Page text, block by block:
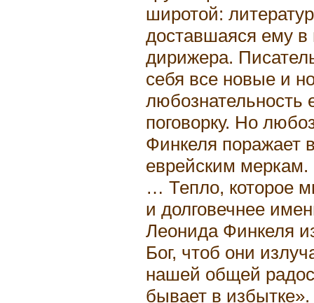
широтой:
доставшаяся ему в
дирижера.
себя все новые и
любознательность
поговорку. Но
Финкеля поражает
еврейским меркам.
… Тепло, которое
и долговечнее
Леонида Финкеля
Бог, чтоб они
нашей общей
бывает в избытке».